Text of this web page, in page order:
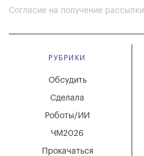
Согласие на получение рассылки
РУБРИКИ
Обсудить
Сделала
Роботы/ИИ
ЧМ2026
Прокачаться